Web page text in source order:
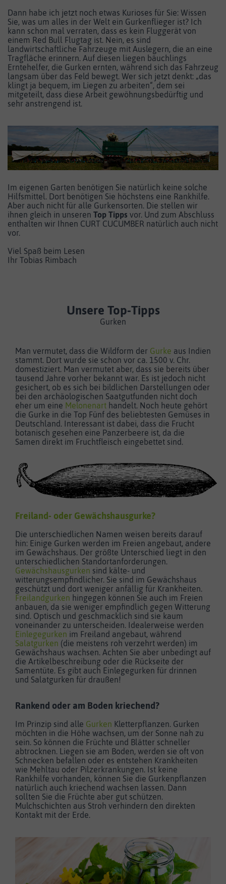
Dann habe ich jetzt noch etwas Kurioses für Sie: Wissen
Sie, was um alles in der Welt ein Gurkenflieger ist? Ich
kann schon mal verraten, dass es kein Fluggerät von
einem Red Bull Flugtag ist. Nein, es sind
landwirtschaftliche Fahrzeuge mit Auslegern, die an eine
Tragfläche erinnern. Auf diesen liegen bäuchlings
Erntehelfer, die Gurken ernten, während sich das Fahrzeug
langsam über das Feld bewegt. Wer sich jetzt denkt: „das
klingt ja bequem, im Liegen zu arbeiten“, dem sei
mitgeteilt, dass diese Arbeit gewöhnungsbedürftig und
sehr anstrengend ist.
Im eigenen Garten benötigen Sie natürlich keine solche
Hilfsmittel. Dort benötigen Sie höchstens eine Rankhilfe.
Aber auch nicht für alle Gurkensorten. Die stellen wir
ihnen gleich in unseren Top Tipps vor. Und zum Abschluss
enthalten wir Ihnen CURT CUCUMBER natürlich auch nicht
vor.
Viel Spaß beim Lesen
Ihr Tobias Rimbach
Unsere Top-Tipps
Gurken
Man vermutet, dass die Wildform der Gurke aus Indien
stammt. Dort wurde sie schon vor ca. 1500 v. Chr.
domestiziert. Man vermutet aber, dass sie bereits über
tausend Jahre vorher bekannt war. Es ist jedoch nicht
gesichert, ob es sich bei bildlichen Darstellungen oder
bei den archäologischen Saatgutfunden nicht doch
eher um eine Melonenart handelt. Noch heute gehört
die Gurke in die Top Fünf des beliebtesten Gemüses in
Deutschland. Interessant ist dabei, dass die Frucht
botanisch gesehen eine Panzerbeere ist, da die
Samen direkt im Fruchtfleisch eingebettet sind.
Freiland- oder Gewächshausgurke?
Die unterschiedlichen Namen weisen bereits darauf
hin: Einige Gurken werden im Freien angebaut, andere
im Gewächshaus. Der größte Unterschied liegt in den
unterschiedlichen Standortanforderungen.
Gewächshausgurken sind kälte- und
witterungsempfindlicher. Sie sind im Gewächshaus
geschützt und dort weniger anfällig für Krankheiten.
Freilandgurken hingegen können Sie auch im Freien
anbauen, da sie weniger empfindlich gegen Witterung
sind. Optisch und geschmacklich sind sie kaum
voneinander zu unterscheiden. Idealerweise werden
Einlegegurken im Freiland angebaut, während
Salatgurken (die meistens roh verzehrt werden) im
Gewächshaus wachsen. Achten Sie aber unbedingt auf
die Artikelbeschreibung oder die Rückseite der
Samentüte. Es gibt auch Einlegegurken für drinnen
und Salatgurken für draußen!
Rankend oder am Boden kriechend?
Im Prinzip sind alle Gurken Kletterpflanzen. Gurken
möchten in die Höhe wachsen, um der Sonne nah zu
sein. So können die Früchte und Blätter schneller
abtrocknen. Liegen sie am Boden, werden sie oft von
Schnecken befallen oder es entstehen Krankheiten
wie Mehltau oder Pilzerkrankungen. Ist keine
Rankhilfe vorhanden, können Sie die Gurkenpflanzen
natürlich auch kriechend wachsen lassen. Dann
sollten Sie die Früchte aber gut schützen.
Mulchschichten aus Stroh verhindern den direkten
Kontakt mit der Erde.